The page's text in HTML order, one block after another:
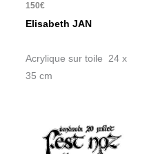
150€
Elisabeth JAN
Acrylique sur toile 24 x
35 cm